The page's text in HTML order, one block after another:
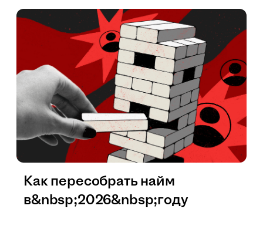
Как пересобрать найм
в&nbsp;2026&nbsp;году